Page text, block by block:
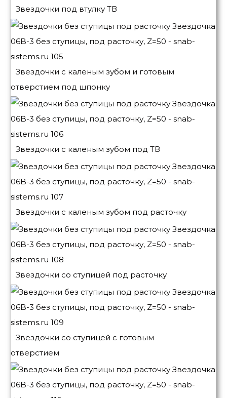
Звездочки под втулку ТВ
Звездочки с каленым зубом и готовым
отверстием под шпонку
Звездочки с каленым зубом под ТВ
Звездочки с каленым зубом под расточку
Звездочки со ступицей под расточку
Звездочки со ступицей с готовым
отверстием